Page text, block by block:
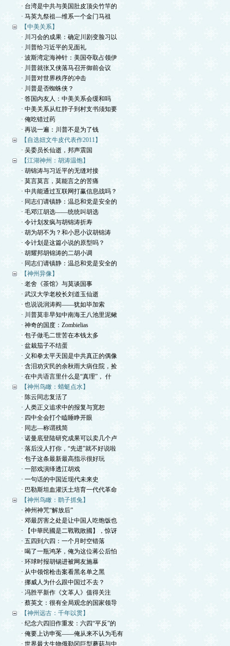
· 台湾是中共与美国肚皮顶尖竹竿的
· 马英九祭祖—维系一个金门马祖
【中美关系】
· 川习会的成果：确定川剧变脸习以
· 川普给习近平的见面礼
· 波斯湾定海神针：美国夺取占领伊
· 川普就张又侠落马召开御前会议
· 川普对世界秩序的冲击
· 川普是否蜘蛛侠？
· 答国内友人：中美关系会缓和吗
· 中美关系从红脖子到村支书须知要
· 俺吃错过药
· 再说一遍：川普不是为了钱
【自选妞文牛皮代表作2011】
· 吴委员长仙逝，邦声震国
【江湖神州：胡涛温饱】
· 胡锦涛与习近平的无缝对接
· 莫言莫言，莫能言之的苦痛
· 中共能通过互联网打赢信息战吗？
· 同志们请镇静：温总和党是安全的
· 毛邓江胡选——统统叫胡选
· 令计划发疯与胡锦涛折寿
· 胡为胡不为？和小思小议胡锦涛
· 令计划是这篇小说的原型吗？
· 胡耀邦胡锦涛的二胡小调
· 同志们请镇静：温总和党是安全的
【神州异像】
· 老舍《茶馆》与莫谈国事
· 武汉大学老校长刘道玉仙逝
· 也说说润涛阎——犹如毕加索
· 川普莫非早知中南海王八池里泥鳅
· 神奇的国度：Zombielias
· 包子做毛二世苦在本钱太多
· 盆栽茄子不结蛋
· 义和拳太平天国是中共真正的偶像
· 含泪劝灾民的余秋雨大病住院，捡
· 在中共语言里什么是“真理”， 什
【神州鸟瞰：蜻蜓点水】
· 陈云同志复活了
· 人类正义追求中的报复与宽恕
· 四中全会打个瞌睡睁开眼
· 同志—称谓残简
· 诺曼底登陆研究成果可以卖几个卢
· 落后没人打你，“先进”就不好说啦
· 包子这条最新最高指示很好玩
· 一部戏演绎透江胡戏
· 一句话的中国近现代未来史
· 巴勒斯坦血灌沃土培育一代代革命
【神州鸟瞰：鹞子抓兔】
· 神州神咒“解放后”
· 邓最厉害之处是让中国人吃饱饭也
· 【中華民國是二戰戰敗國】，惊讶
· 五四到六四：一个月时空错落
· 喝了一瓶鸿茅，俺为这位蒋公后怕
· 环球时报胡锡进被网友施暴
· 从中领馆枪击案看黑名单之黑
· 挪威人为什么跟中国过不去？
· 冯胜平新作《文革人》值得关注
· 蔡英文：很有全局观念的国家领导
【神州远古：千年以贯】
· 纪念六四旧作重发：六四“平反”的
· 俺要上访申冤——俺从来不认为毛有
· 世界最大生物俄勒冈巨型蘑菇与中